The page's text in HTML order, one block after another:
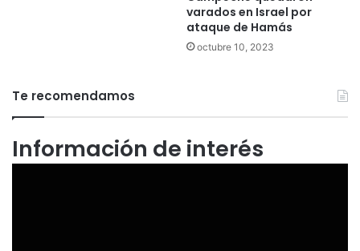
varados en Israel por
ataque de Hamás
octubre 10, 2023
Te recomendamos
Información de interés